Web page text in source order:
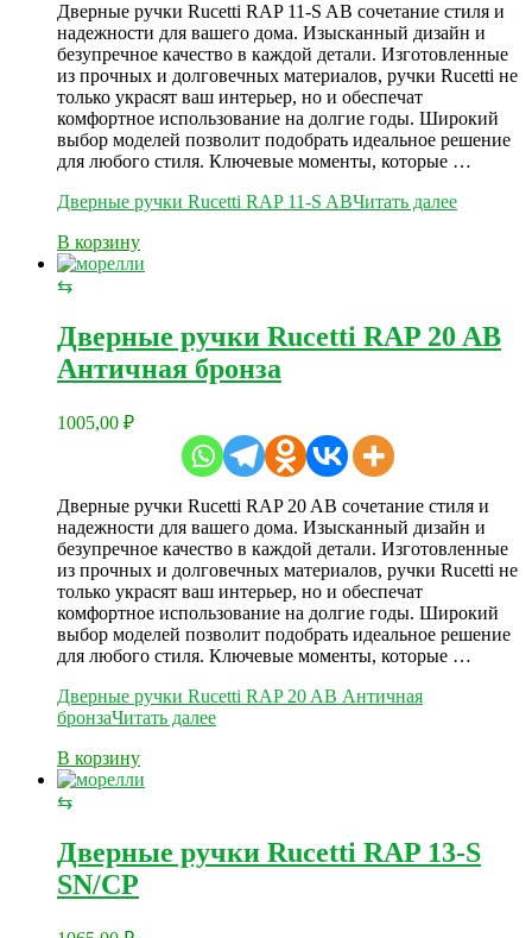
Дверные ручки Rucetti RAP 11-S AB сочетание стиля и
надежности для вашего дома. Изысканный дизайн и
безупречное качество в каждой детали. Изготовленные
из прочных и долговечных материалов, ручки Rucetti не
только украсят ваш интерьер, но и обеспечат
комфортное использование на долгие годы. Широкий
выбор моделей позволит подобрать идеальное решение
для любого стиля. Ключевые моменты, которые …
Дверные ручки Rucetti RAP 11-S ABЧитать далее
В корзину
⇆
Дверные ручки Rucetti RAP 20 AB
Античная бронза
1005,00 ₽
Дверные ручки Rucetti RAP 20 AB сочетание стиля и
надежности для вашего дома. Изысканный дизайн и
безупречное качество в каждой детали. Изготовленные
из прочных и долговечных материалов, ручки Rucetti не
только украсят ваш интерьер, но и обеспечат
комфортное использование на долгие годы. Широкий
выбор моделей позволит подобрать идеальное решение
для любого стиля. Ключевые моменты, которые …
Дверные ручки Rucetti RAP 20 AB Античная
бронзаЧитать далее
В корзину
⇆
Дверные ручки Rucetti RAP 13-S
SN/CP